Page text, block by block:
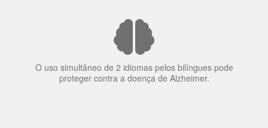
O uso simultâneo de 2 idiomas pelos bilíngues pode